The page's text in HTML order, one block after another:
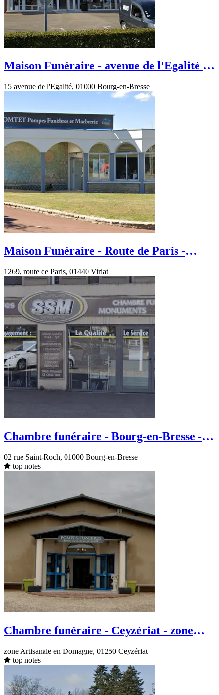
Maison Funéraire - avenue de l'Egalité -
15 avenue de l'Egalité, 01000 Bourg-en-Bresse
Maison Funéraire - Route de Paris -
1269, route de Paris, 01440 Viriat
Chambre funéraire - Bourg-en-Bresse -
02 rue Saint-Roch, 01000 Bourg-en-Bresse
top notes
Chambre funéraire - Ceyzériat - zone
zone Artisanale en Domagne, 01250 Ceyzériat
top notes